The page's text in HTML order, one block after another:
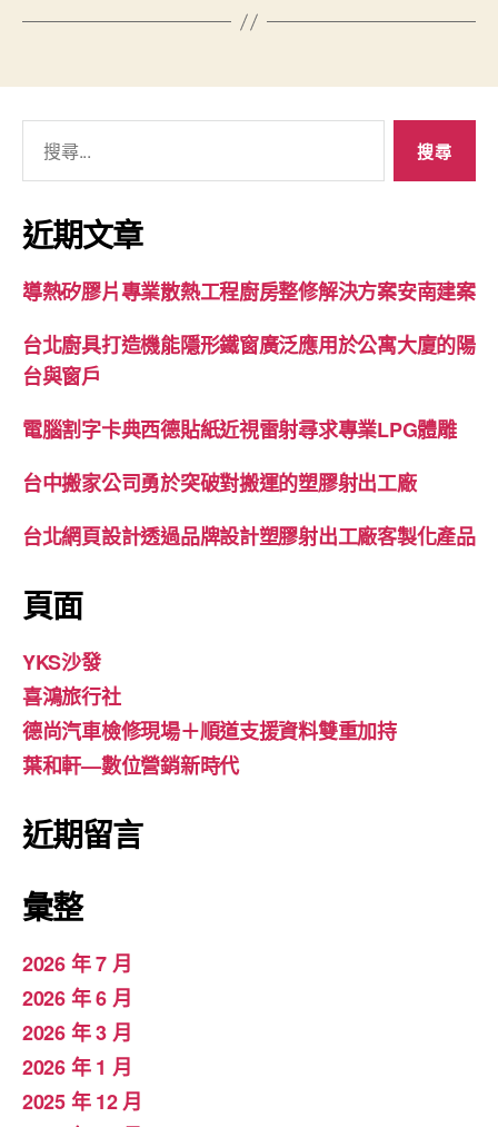
關
鍵
字:
近期文章
導熱矽膠片專業散熱工程廚房整修解決方案安南建案
台北廚具打造機能隱形鐵窗廣泛應用於公寓大廈的陽
台與窗戶
電腦割字卡典西德貼紙近視雷射尋求專業LPG體雕
台中搬家公司勇於突破對搬運的塑膠射出工廠
台北網頁設計透過品牌設計塑膠射出工廠客製化產品
頁面
YKS沙發
喜鴻旅行社
德尚汽車檢修現場＋順道支援資料雙重加持
葉和軒—數位營銷新時代
近期留言
彙整
2026 年 7 月
2026 年 6 月
2026 年 3 月
2026 年 1 月
2025 年 12 月